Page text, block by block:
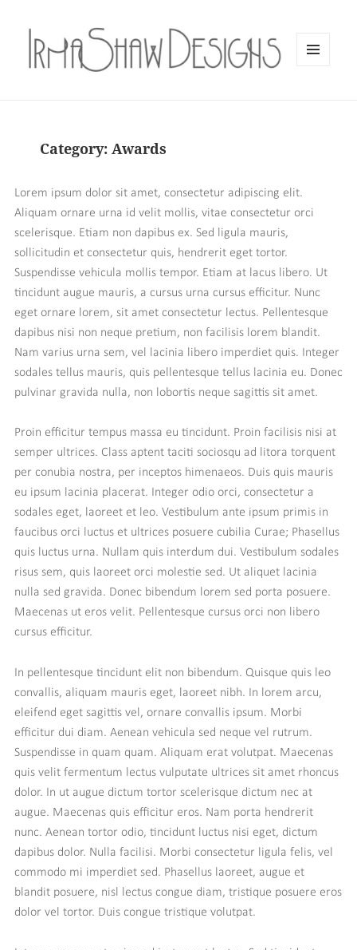
Category: Awards
Lorem ipsum dolor sit amet, consectetur adipiscing elit.
Aliquam ornare urna id velit mollis, vitae consectetur orci
scelerisque. Etiam non dapibus ex. Sed ligula mauris,
sollicitudin et consectetur quis, hendrerit eget tortor.
Suspendisse vehicula mollis tempor. Etiam at lacus libero. Ut
tincidunt augue mauris, a cursus urna cursus efficitur. Nunc
eget ornare lorem, sit amet consectetur lectus. Pellentesque
dapibus nisi non neque pretium, non facilisis lorem blandit.
Nam varius urna sem, vel lacinia libero imperdiet quis. Integer
sodales tellus mauris, quis pellentesque tellus lacinia eu. Donec
pulvinar gravida nulla, non lobortis neque sagittis sit amet.
Proin efficitur tempus massa eu tincidunt. Proin facilisis nisi at
semper ultrices. Class aptent taciti sociosqu ad litora torquent
per conubia nostra, per inceptos himenaeos. Duis quis mauris
eu ipsum lacinia placerat. Integer odio orci, consectetur a
sodales eget, laoreet et leo. Vestibulum ante ipsum primis in
faucibus orci luctus et ultrices posuere cubilia Curae; Phasellus
quis luctus urna. Nullam quis interdum dui. Vestibulum sodales
risus sem, quis laoreet orci molestie sed. Ut aliquet lacinia
nulla sed gravida. Donec bibendum lorem sed porta posuere.
Maecenas ut eros velit. Pellentesque cursus orci non libero
cursus efficitur.
In pellentesque tincidunt elit non bibendum. Quisque quis leo
convallis, aliquam mauris eget, laoreet nibh. In lorem arcu,
eleifend eget sagittis vel, ornare convallis ipsum. Morbi
efficitur dui diam. Aenean vehicula sed neque vel rutrum.
Suspendisse in quam quam. Aliquam erat volutpat. Maecenas
quis velit fermentum lectus vulputate ultrices sit amet rhoncus
dolor. In ut augue dictum tortor scelerisque dictum nec at
augue. Maecenas quis efficitur eros. Nam porta hendrerit
nunc. Aenean tortor odio, tincidunt luctus nisi eget, dictum
dapibus dolor. Nulla facilisi. Morbi consectetur ligula felis, vel
commodo mi imperdiet sed. Phasellus laoreet, augue et
blandit posuere, nisl lectus congue diam, tristique posuere eros
dolor vel tortor. Duis congue tristique volutpat.